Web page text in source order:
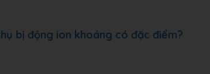
bị động ion khoáng có đặc điểm?